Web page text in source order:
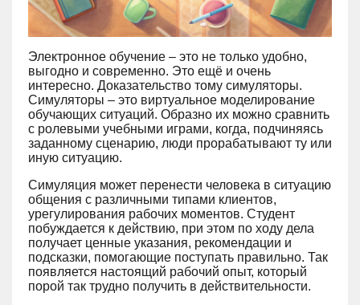
Электронное обучение – это не только удобно,
выгодно и современно. Это ещё и очень
интересно. Доказательство тому симуляторы.
Симуляторы – это виртуальное моделирование
обучающих ситуаций. Образно их можно сравнить
с ролевыми учебными играми, когда, подчиняясь
заданному сценарию, люди прорабатывают ту или
иную ситуацию.
Симуляция может перенести человека в ситуацию
общения с различными типами клиентов,
урегулирования рабочих моментов. Студент
побуждается к действию, при этом по ходу дела
получает ценные указания, рекомендации и
подсказки, помогающие поступать правильно. Так
появляется настоящий рабочий опыт, который
порой так трудно получить в действительности.